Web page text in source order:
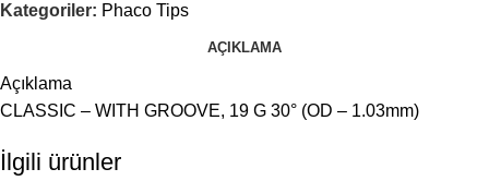
Kategoriler: Phaco Tips
AÇIKLAMA
Açıklama
CLASSIC – WITH GROOVE, 19 G 30° (OD – 1.03mm)
İlgili ürünler